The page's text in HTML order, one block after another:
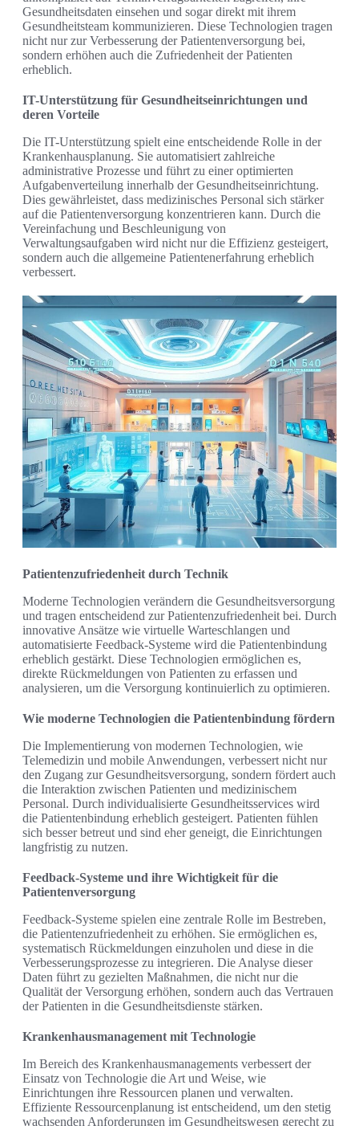
Gesundheitsdaten einsehen und sogar direkt mit ihrem
Gesundheitsteam kommunizieren. Diese Technologien tragen
nicht nur zur Verbesserung der Patientenversorgung bei,
sondern erhöhen auch die Zufriedenheit der Patienten
erheblich.
IT-Unterstützung für Gesundheitseinrichtungen und
deren Vorteile
Die IT-Unterstützung spielt eine entscheidende Rolle in der
Krankenhausplanung. Sie automatisiert zahlreiche
administrative Prozesse und führt zu einer optimierten
Aufgabenverteilung innerhalb der Gesundheitseinrichtung.
Dies gewährleistet, dass medizinisches Personal sich stärker
auf die Patientenversorgung konzentrieren kann. Durch die
Vereinfachung und Beschleunigung von
Verwaltungsaufgaben wird nicht nur die Effizienz gesteigert,
sondern auch die allgemeine Patientenerfahrung erheblich
verbessert.
Patientenzufriedenheit durch Technik
Moderne Technologien verändern die Gesundheitsversorgung
und tragen entscheidend zur Patientenzufriedenheit bei. Durch
innovative Ansätze wie virtuelle Warteschlangen und
automatisierte Feedback-Systeme wird die Patientenbindung
erheblich gestärkt. Diese Technologien ermöglichen es,
direkte Rückmeldungen von Patienten zu erfassen und
analysieren, um die Versorgung kontinuierlich zu optimieren.
Wie moderne Technologien die Patientenbindung fördern
Die Implementierung von modernen Technologien, wie
Telemedizin und mobile Anwendungen, verbessert nicht nur
den Zugang zur Gesundheitsversorgung, sondern fördert auch
die Interaktion zwischen Patienten und medizinischem
Personal. Durch individualisierte Gesundheitsservices wird
die Patientenbindung erheblich gesteigert. Patienten fühlen
sich besser betreut und sind eher geneigt, die Einrichtungen
langfristig zu nutzen.
Feedback-Systeme und ihre Wichtigkeit für die
Patientenversorgung
Feedback-Systeme spielen eine zentrale Rolle im Bestreben,
die Patientenzufriedenheit zu erhöhen. Sie ermöglichen es,
systematisch Rückmeldungen einzuholen und diese in die
Verbesserungsprozesse zu integrieren. Die Analyse dieser
Daten führt zu gezielten Maßnahmen, die nicht nur die
Qualität der Versorgung erhöhen, sondern auch das Vertrauen
der Patienten in die Gesundheitsdienste stärken.
Krankenhausmanagement mit Technologie
Im Bereich des Krankenhausmanagements verbessert der
Einsatz von Technologie die Art und Weise, wie
Einrichtungen ihre Ressourcen planen und verwalten.
Effiziente Ressourcenplanung ist entscheidend, um den stetig
wachsenden Anforderungen im Gesundheitswesen gerecht zu